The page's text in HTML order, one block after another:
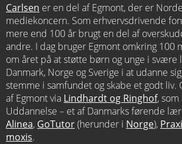
Carlsen er en del af Egmont, der er
mediekoncern. Som erhvervsdrivende
mere end 100 år brugt en del af
andre. I dag bruger Egmont omkring 100
om året på at støtte børn og unge i svære
Danmark, Norge og Sverige i at udanne
stemme i samfundet og skabe et godt liv.
af Egmont via Lindhardt og Ringhof,
Uddannelse – et af Danmarks førende
Alinea, GoTutor(herunder i Norge),
moxis.